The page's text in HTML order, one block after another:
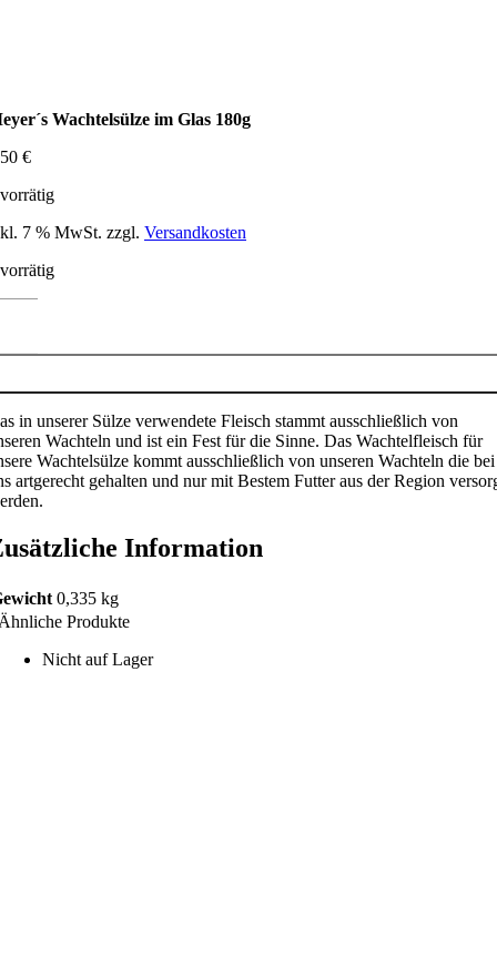
Wachtelsülze im Glas 180g
€
7 % MwSt. zzgl. Versandkosten
in unserer Sülze verwendete Fleisch stammt ausschließlich von
Wachteln und ist ein Fest für die Sinne. Das Wachtelfleisch für
Wachtelsülze kommt ausschließlich von unseren Wachteln die bei
artgerecht gehalten und nur mit Bestem Futter aus der Region
Information
0,335 kg
Produkte
Nicht auf Lager